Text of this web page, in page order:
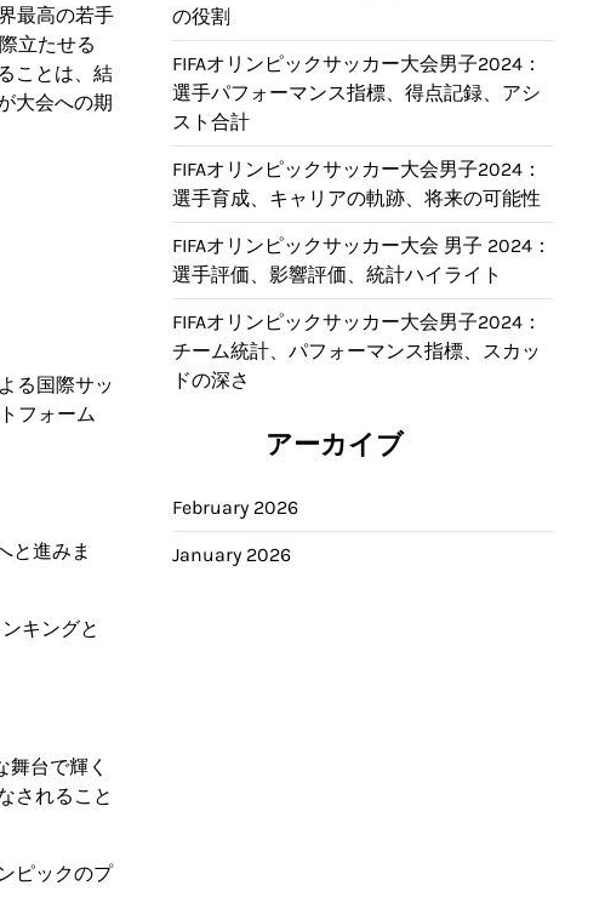
最高の若手
立たせる
ことは、結
大会への期
る国際サッ
フォーム
と進みま
キングと
台で輝く
されること
ピックのプ
の役割
FIFAオリンピックサッカー大会男子2024：
選手パフォーマンス指標、得点記録、アシ
スト合計
FIFAオリンピックサッカー大会男子2024：
選手育成、キャリアの軌跡、将来の可能性
FIFAオリンピックサッカー大会 男子 2024：
選手評価、影響評価、統計ハイライト
FIFAオリンピックサッカー大会男子2024：
チーム統計、パフォーマンス指標、スカッ
ドの深さ
アーカイブ
February 2026
January 2026